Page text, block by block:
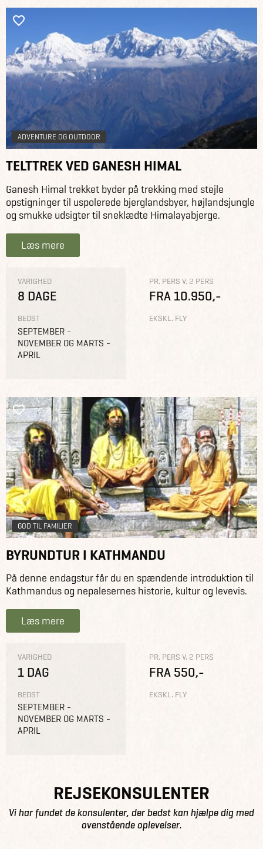
ADVENTURE OG OUTDOOR
TELTTREK VED GANESH HIMAL
Ganesh Himal trekket byder på trekking med stejle
opstigninger til uspolerede bjerglandsbyer, højlandsjungle
og smukke udsigter til sneklædte Himalayabjerge.
Læs mere
VARIGHED
8 DAGE
BEDST
SEPTEMBER -
NOVEMBER OG MARTS -
APRIL
PR. PERS V. 2 PERS
FRA 10.950,-
EKSKL. FLY
GOD TIL FAMILIER
BYRUNDTUR I KATHMANDU
På denne endagstur får du en spændende introduktion til
Kathmandus og nepalesernes historie, kultur og levevis.
Læs mere
VARIGHED
1 DAG
BEDST
SEPTEMBER -
NOVEMBER OG MARTS -
APRIL
PR. PERS V. 2 PERS
FRA 550,-
EKSKL. FLY
REJSEKONSULENTER
Vi har fundet de konsulenter, der bedst kan hjælpe dig med
ovenstående oplevelser.